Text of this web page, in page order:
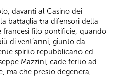
davanti al Casino dei
battaglia tra difensori della
francesi filo pontificie, quando
di vent’anni, giunto da
spirito repubblicano ed
Mazzini, cade ferito ad
ma che presto degenera,